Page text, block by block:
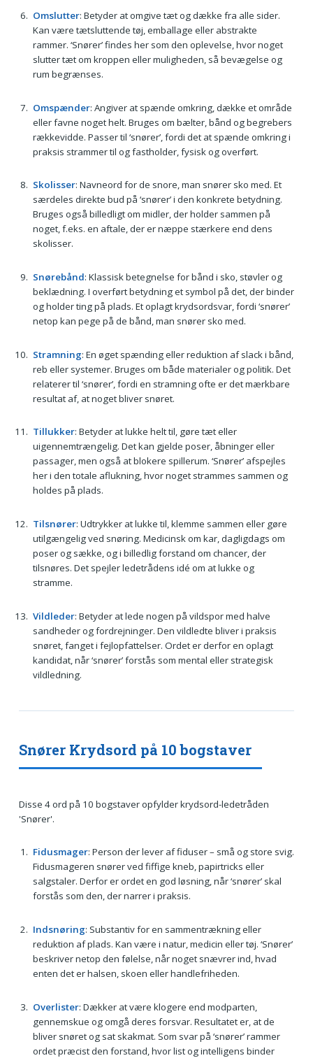
Omslutter: Betyder at omgive tæt og dække fra alle sider.
Kan være tætsluttende tøj, emballage eller abstrakte
rammer. ‘Snører’ findes her som den oplevelse, hvor noget
slutter tæt om kroppen eller muligheden, så bevægelse og
rum begrænses.
Omspænder: Angiver at spænde omkring, dække et område
eller favne noget helt. Bruges om bælter, bånd og begrebers
rækkevidde. Passer til ‘snører’, fordi det at spænde omkring i
praksis strammer til og fastholder, fysisk og overført.
Skolisser: Navneord for de snore, man snører sko med. Et
særdeles direkte bud på ‘snører’ i den konkrete betydning.
Bruges også billedligt om midler, der holder sammen på
noget, f.eks. en aftale, der er næppe stærkere end dens
skolisser.
Snørebånd: Klassisk betegnelse for bånd i sko, støvler og
beklædning. I overført betydning et symbol på det, der binder
og holder ting på plads. Et oplagt krydsordsvar, fordi ‘snører’
netop kan pege på de bånd, man snører sko med.
Stramning: En øget spænding eller reduktion af slack i bånd,
reb eller systemer. Bruges om både materialer og politik. Det
relaterer til ‘snører’, fordi en stramning ofte er det mærkbare
resultat af, at noget bliver snøret.
Tillukker: Betyder at lukke helt til, gøre tæt eller
uigennemtrængelig. Det kan gjelde poser, åbninger eller
passager, men også at blokere spillerum. ‘Snører’ afspejles
her i den totale aflukning, hvor noget strammes sammen og
holdes på plads.
Tilsnører: Udtrykker at lukke til, klemme sammen eller gøre
utilgængelig ved snøring. Medicinsk om kar, dagligdags om
poser og sække, og i billedlig forstand om chancer, der
tilsnøres. Det spejler ledetrådens idé om at lukke og
stramme.
Vildleder: Betyder at lede nogen på vildspor med halve
sandheder og fordrejninger. Den vildledte bliver i praksis
snøret, fanget i fejlopfattelser. Ordet er derfor en oplagt
kandidat, når ‘snører’ forstås som mental eller strategisk
vildledning.
Snører Krydsord på 10 bogstaver
Disse 4 ord på 10 bogstaver opfylder krydsord-ledetråden
'Snører'.
Fidusmager: Person der lever af fiduser – små og store svig.
Fidusmageren snører ved fiffige kneb, papirtricks eller
salgstaler. Derfor er ordet en god løsning, når ‘snører’ skal
forstås som den, der narrer i praksis.
Indsnøring: Substantiv for en sammentrækning eller
reduktion af plads. Kan være i natur, medicin eller tøj. ‘Snører’
beskriver netop den følelse, når noget snævrer ind, hvad
enten det er halsen, skoen eller handlefriheden.
Overlister: Dækker at være klogere end modparten,
gennemskue og omgå deres forsvar. Resultatet er, at de
bliver snøret og sat skakmat. Som svar på ‘snører’ rammer
ordet præcist den forstand, hvor list og intelligens binder